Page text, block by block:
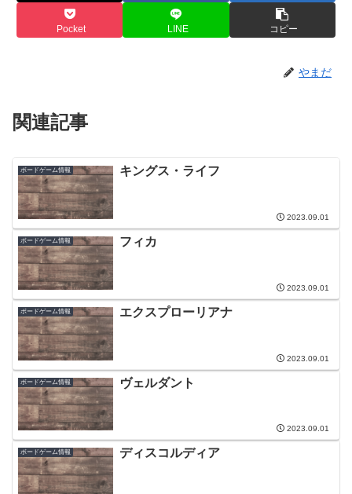
Pocket LINE コピー
やまだ
関連記事
ボードゲーム情報 キングス・ライフ
2023.09.01
ボードゲーム情報 フィカ
2023.09.01
ボードゲーム情報 エクスプローリアナ
2023.09.01
ボードゲーム情報 ヴェルダント
2023.09.01
ボードゲーム情報 ディスコルディア